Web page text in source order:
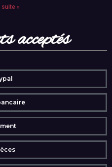
suite »
acceptés